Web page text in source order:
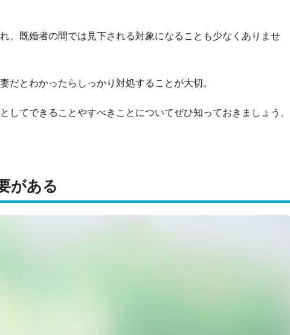
、既婚者の間では見下される対象になることも少なくありませ
だとわかったらしっかり対処することが大切。
してできることやすべきことについてぜひ知っておきましょう。
がある